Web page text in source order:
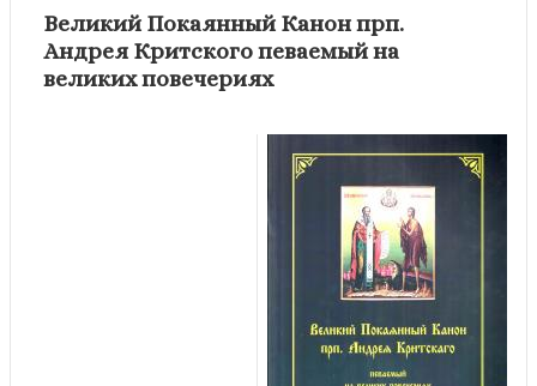
Великий Покаянный Канон прп.
Андрея Критского певаемый на
великих повечериях